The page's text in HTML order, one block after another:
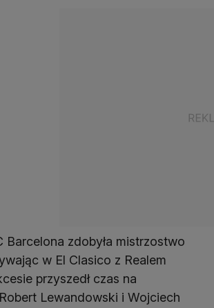
Barcelona zdobyła mistrzostwo
w El Clasico z Realem
przyszedł czas na
Lewandowski i Wojciech